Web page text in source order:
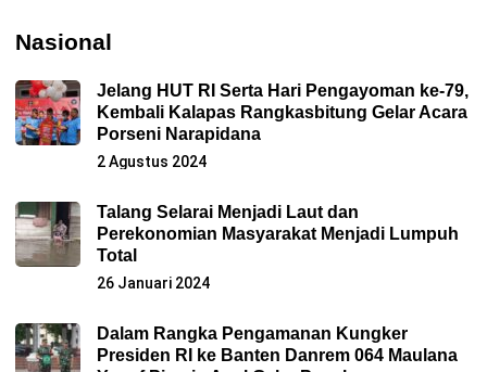
Nasional
Jelang HUT RI Serta Hari Pengayoman ke-79,
Kembali Kalapas Rangkasbitung Gelar Acara
Porseni Narapidana
2 Agustus 2024
Talang Selarai Menjadi Laut dan
Perekonomian Masyarakat Menjadi Lumpuh
Total
26 Januari 2024
Dalam Rangka Pengamanan Kungker
Presiden RI ke Banten Danrem 064 Maulana